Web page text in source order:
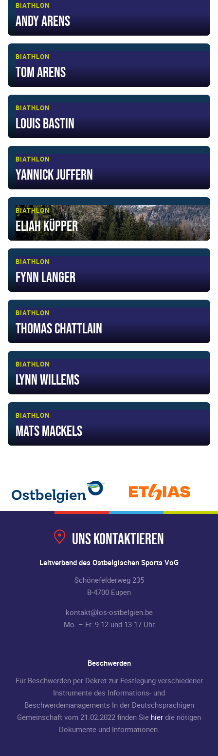
BIATHLON
Andy Arens
BIATHLON
Tom Arens
BIATHLON
Louis Bastin
BIATHLON
Yannick Juffern
BIATHLON
Eliah Küpper
BIATHLON
Fynn Langer
BIATHLON
Thomas Chattlain
BIATHLON
Lynn Willems
BIATHLON
Mats Mackels
Uns kontaktieren
Leitverband des Ostbelgischen Sports VoG
Schönefelderweg 235
B-4700 Eupen
kontakt@los-ostbelgien.be
Mo. – Fr. 9-12 und 13-17 Uhr
Beschwerden
Für Beschwerden per Dekret zur Festlegung verschiedener
Instrumente des Informations- und
Beschwerdemanagements In der Deutschsprachigen
Gemeinschaft vom 21.02.2022 finden Sie hier die nötigen
Dokumente und Informationen.